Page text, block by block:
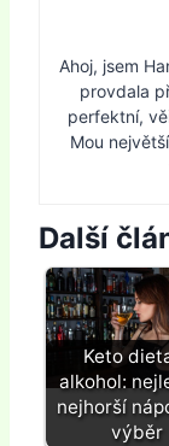
Ahoj, jsem
provdala
perfektní,
Mou
Další
Keto
alkohol:
nejhorší
výběr